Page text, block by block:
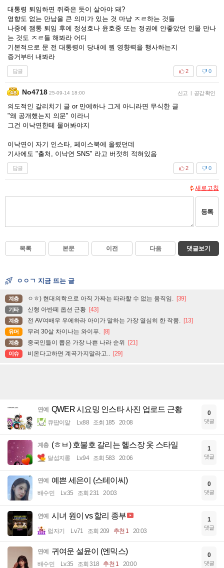
대통령 퇴임하면 쥐죽은 듯이 살아야 돼?
영향도 없는 만남을 큰 의미가 있는 것 마냥 ㅈㄹ하는 것들
나중에 잼통 퇴임 후에 정성호나 윤호중 또는 정권에 안좋았던 인물 만나
는 것도 ㅈㄹ들 해봐라 어디
기본적으로 문 전 대통령이 당내에 뭔 영향력을 행사하는지
증거부터 내봐라
답글 0
2
No4718 25-09-14 18:00 신고 | 공감 확인
의도적인 갈리치기 글 or 만에하나 그게 아니라면 무식한 글
"왜 공개했는지 의문" 이라니
그건 이낙연한테 물어봐야지
이낙연이 자기 인스타, 페이스북에 올렸던데
기사에도 "출처, 이낙연 SNS" 라고 버젓히 적혀있음
답글 0
2
새로고침
등록
목록 본문 이전 다음 댓글보기
ㅇㅇㄱ 지금 뜨는 글
계층 ㅇㅎ) 현대의학으로 아직 가짜는 따라할 수 없는 움직임. [39]
기타 신형 아반떼 옵션 근황 [43]
계층 전 AV여배우 우에하라 아이가 말하는 가장 열심히 한 작품. [13]
유머 무려 30살 차이나는 와이푸. [8]
계층 중국인들이 뽑은 가장 나쁜 나라 순위 [21]
이슈 비온다고하면 계곡가지말라고.. [29]
연예 QWER 시요밍 인스타 사진 업로드 근황
큐땁이알 Lv.88 조회 185 20:08
0
댓글
계층 (ㅎㅂ) 호불호 갈리는 헬스장 옷 스타일
달섭지롱 Lv.94 조회 583 20:06
1
댓글
연예 예쁜 세은이 (스테이씨)
배수민 Lv.35 조회 231 20:03
0
댓글
연예 시녀 원이 vs 할리 종부
럼자기 Lv.71 조회 209 추천 1 20:03
1
댓글
연예 귀여운 설윤이 (엔믹스)
배수민 Lv.35 조회 318 추천 1 20:00
0
댓글